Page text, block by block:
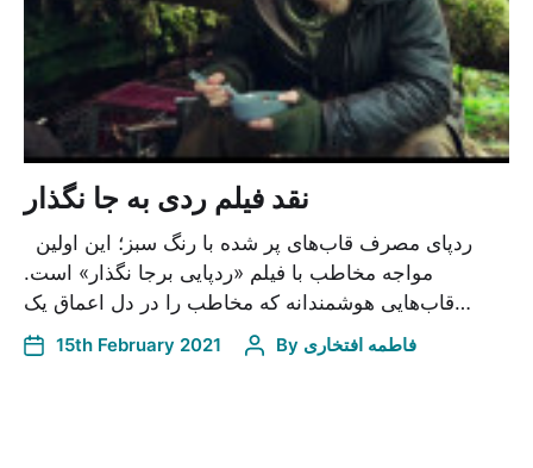
نقد فیلم ردی به جا نگذار
مواجه مخاطب با فیلم «ردپایی برجا نگذار» است.
قاب‌هایی هوشمندانه که مخاطب را در دل اعماق یک…
15th February 2021 By فاطمه افتخاری